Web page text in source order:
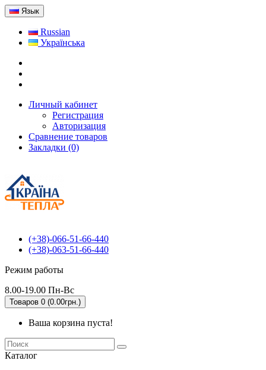
Язык
Russian
Українська
Личный кабинет
Регистрация
Авторизация
Сравнение товаров
Закладки (0)
(+38)-066-51-66-440
(+38)-063-51-66-440
Режим работы
8.00-19.00 Пн-Вс
Товаров 0 (0.00грн.)
Ваша корзина пуста!
Каталог